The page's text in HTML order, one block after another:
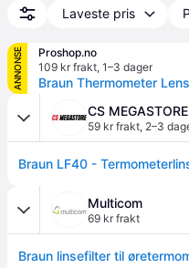
Laveste pris
ANNONSE
Proshop.no
109 kr frakt, 1–3 dager
CS MEGASTORE
59 kr frakt, 2–3
Multicom
69 kr frakt
Braun linsefilter til